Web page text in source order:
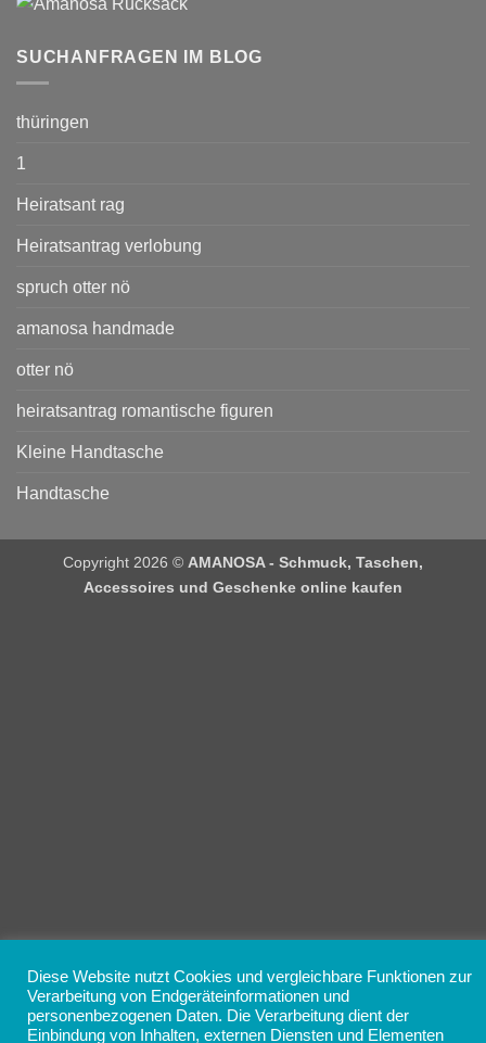
SUCHANFRAGEN IM BLOG
thüringen
1
Heiratsant rag
Heiratsantrag verlobung
spruch otter nö
amanosa handmade
otter nö
heiratsantrag romantische figuren
Kleine Handtasche
Handtasche
Copyright 2026 © AMANOSA - Schmuck, Taschen,
Accessoires und Geschenke online kaufen
Diese Website nutzt Cookies und vergleichbare Funktionen zur
Verarbeitung von Endgeräteinformationen und
personenbezogenen Daten. Die Verarbeitung dient der
Einbindung von Inhalten, externen Diensten und Elementen